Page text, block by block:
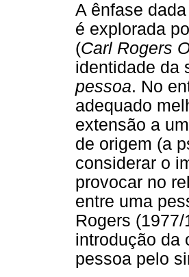
A ênfase
é explorada
(Carl Rogers
identidade da
pessoa. No
adequado
extensão a
de origem (a
considerar o
provocar no
entre uma
Rogers
introdução da
pessoa pelo